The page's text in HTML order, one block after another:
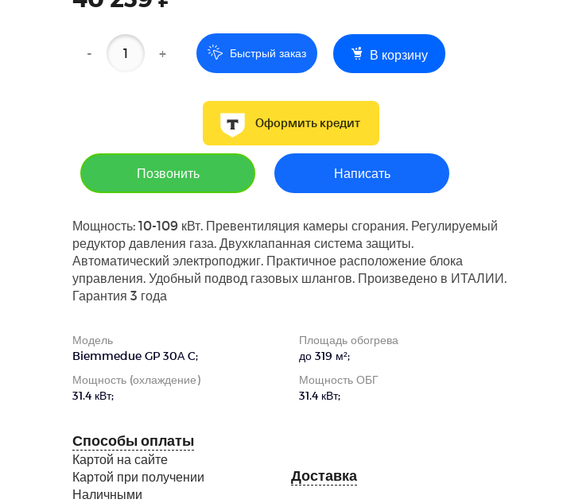
- + Быстрый заказ В корзину
Оформить кредит
Позвонить Написать
Мощность: 10-109 кВт. Превентиляция камеры сгорания. Регулируемый
редуктор давления газа. Двухклапанная система защиты.
Автоматический электроподжиг. Практичное расположение блока
управления. Удобный подвод газовых шлангов. Произведено в ИТАЛИИ.
Гарантия 3 года
Модель
Biemmedue GP 30А C;
Площадь обогрева
до 319 м²;
Мощность (охлаждение)
31.4 кВт;
Мощность ОБГ
31.4 кВт;
Способы оплаты
Картой на сайте
Картой при получении
Наличными
Доставка